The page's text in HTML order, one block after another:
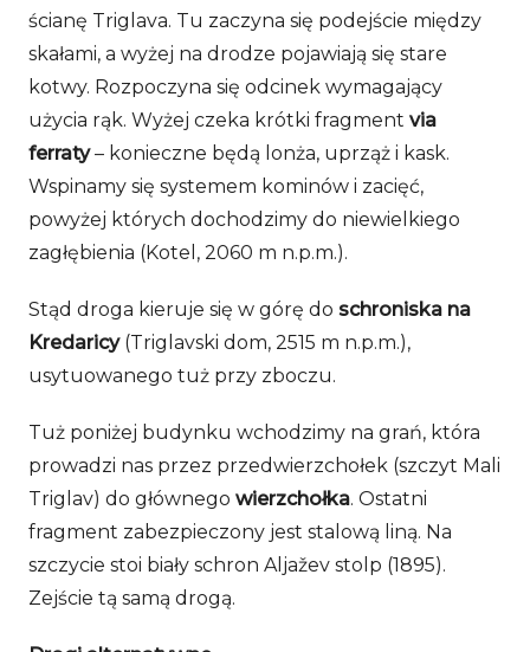
ścianę Triglava. Tu zaczyna się podejście między
skałami, a wyżej na drodze pojawiają się stare
kotwy. Rozpoczyna się odcinek wymagający
użycia rąk. Wyżej czeka krótki fragment via
ferraty– konieczne będą lonża, uprząż i kask.
Wspinamy się systemem kominów i zacięć,
powyżej których dochodzimy do niewielkiego
zagłębienia (Kotel, 2060 m n.p.m.).
Stąd droga kieruje się w górę do schroniska na
Kredaricy (Triglavski dom, 2515 m n.p.m.),
usytuowanego tuż przy zboczu.
Tuż poniżej budynku wchodzimy na grań, która
prowadzi nas przez przedwierzchołek (szczyt Mali
Triglav) do głównego wierzchołka. Ostatni
fragment zabezpieczony jest stalową liną. Na
szczycie stoi biały schron Aljažev stolp (1895).
Zejście tą samą drogą.